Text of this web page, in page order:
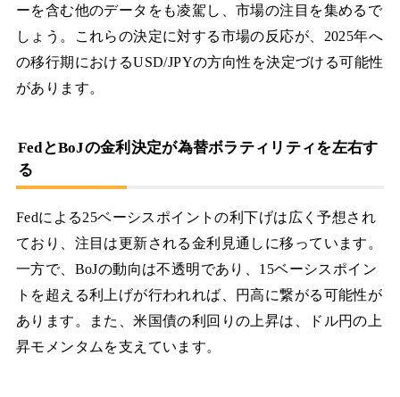
ーを含む他のデータをも凌駕し、市場の注目を集めるで
しょう。これらの決定に対する市場の反応が、2025年へ
の移行期におけるUSD/JPYの方向性を決定づける可能性
があります。
FedとBoJの金利決定が為替ボラティリティを左右す
る
Fedによる25ベーシスポイントの利下げは広く予想され
ており、注目は更新される金利見通しに移っています。
一方で、BoJの動向は不透明であり、15ベーシスポイン
トを超える利上げが行われれば、円高に繋がる可能性が
あります。また、米国債の利回りの上昇は、ドル円の上
昇モメンタムを支えています。